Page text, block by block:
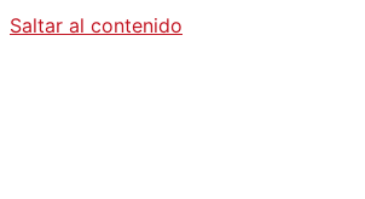
Saltar al contenido